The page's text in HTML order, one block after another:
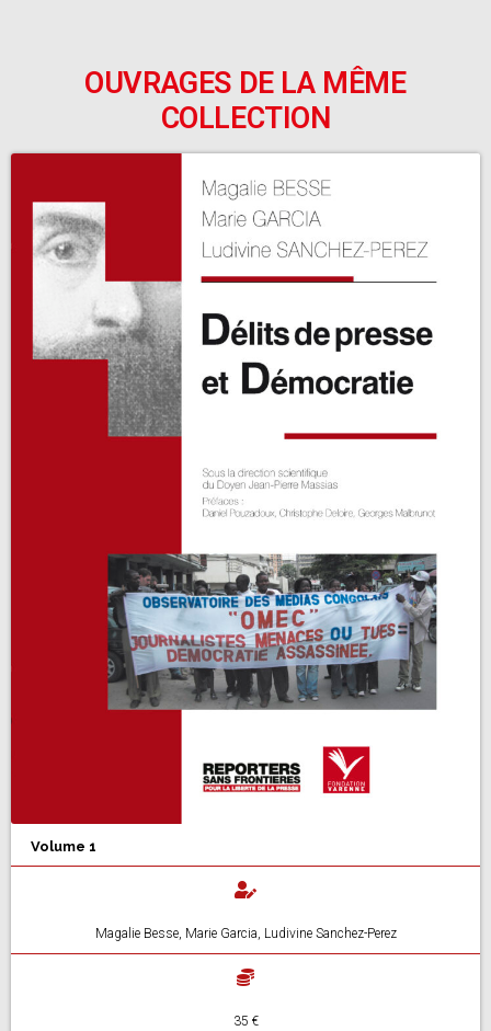
OUVRAGES DE LA MÊME
COLLECTION
Volume 1
Magalie Besse, Marie Garcia, Ludivine Sanchez-Perez
35 €